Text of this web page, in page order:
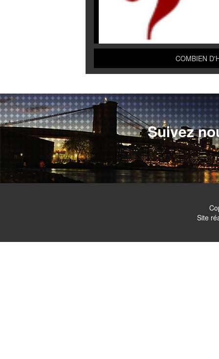
COMBIEN
Suivez
Site